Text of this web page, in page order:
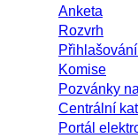
Anketa
Rozvrh
Komise
Pozvánky
Centrální
Portál